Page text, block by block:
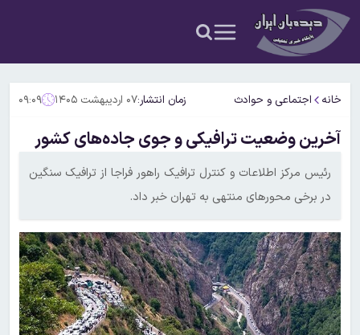
خانه اجتماعی و حوادث زمان انتشار:۰۷ اردیبهشت ۱۴۰۵ ۰۹:۰۹
آخرین وضعیت ترافیکی و جوی جاده‌های کشور
رئیس مرکز اطلاعات و کنترل ترافیک راهور فراجا از ترافیک سنگین
در برخی محورهای منتهی به تهران خبر داد.